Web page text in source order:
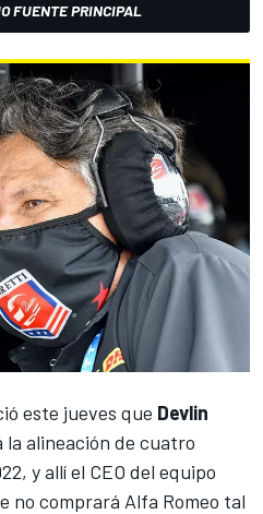
FUENTE PRINCIPAL
este jueves que Devlin
la alineación de cuatro
y allí el CEO del equipo
no comprará Alfa Romeo tal